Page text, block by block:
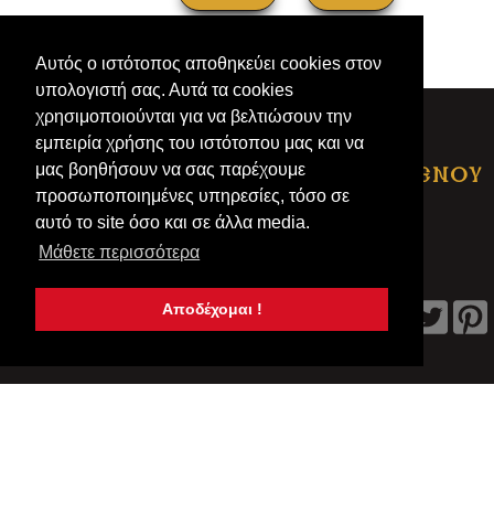
Αυτός ο ιστότοπος αποθηκεύει cookies στον
υπολογιστή σας. Αυτά τα cookies
χρησιμοποιούνται για να βελτιώσουν την
εμπειρία χρήσης του ιστότοπου μας και να
μας βοηθήσουν να σας παρέχουμε
προσωποποιημένες υπηρεσίες, τόσο σε
αυτό το site όσο και σε άλλα media.
Μάθετε περισσότερα
Αποδέχομαι !
ΦΙΛΟΙ ΕΣΦΙΓΜΕΝΟΥ
Ι.Μ ΕΣΦΙΓΜΕΝΟΥ